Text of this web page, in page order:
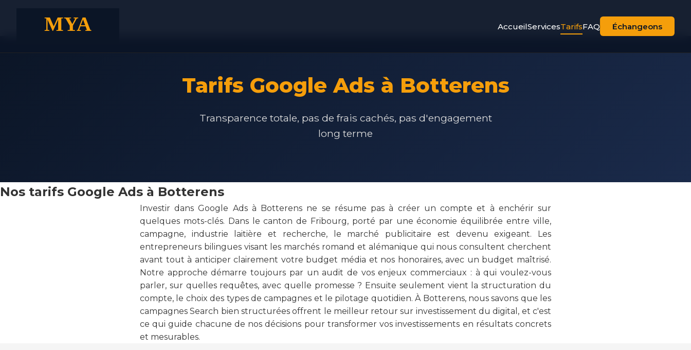
AccueilServicesTarifsFAQ Échangeons
Tarifs Google Ads à Botterens
Transparence totale, pas de frais cachés, pas d'engagement
long terme
Nos tarifs Google Ads à Botterens
Investir dans Google Ads à Botterens ne se résume pas à créer un compte et à enchérir sur
quelques mots-clés. Dans le canton de Fribourg, porté par une économie équilibrée entre ville,
campagne, industrie laitière et recherche, le marché publicitaire est devenu exigeant. Les
entrepreneurs bilingues visant les marchés romand et alémanique qui nous consultent cherchent
avant tout à anticiper clairement votre budget média et nos honoraires, avec un budget maîtrisé.
Notre approche démarre toujours par un audit de vos enjeux commerciaux : à qui voulez-vous
parler, sur quelles requêtes, avec quelle promesse ? Ensuite seulement vient la structuration du
compte, le choix des types de campagnes et le pilotage quotidien. À Botterens, nous savons que les
campagnes Search bien structurées offrent le meilleur retour sur investissement du digital, et c'est
ce qui guide chacune de nos décisions pour transformer vos investissements en résultats concrets
et mesurables.